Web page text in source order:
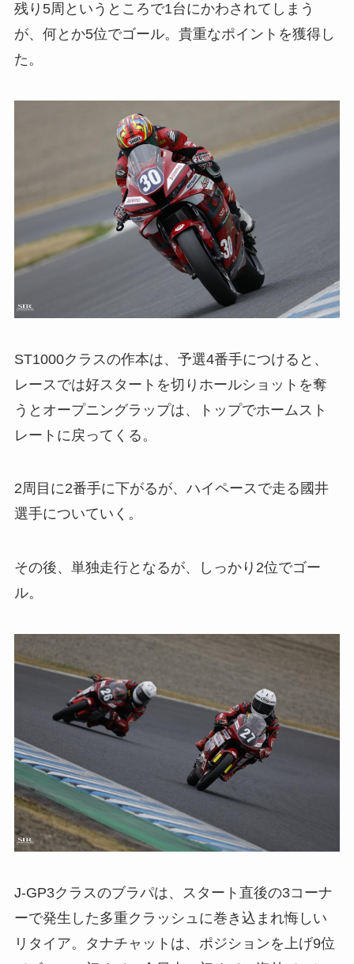
残り5周というところで1台にかわされてしまう
が、何とか5位でゴール。貴重なポイントを獲得し
た。
ST1000クラスの作本は、予選4番手につけると、
レースでは好スタートを切りホールショットを奪
うとオープニングラップは、トップでホームスト
レートに戻ってくる。
2周目に2番手に下がるが、ハイペースで走る國井
選手についていく。
その後、単独走行となるが、しっかり2位でゴー
ル。
J-GP3クラスのブラパは、スタート直後の3コーナ
ーで発生した多重クラッシュに巻き込まれ悔しい
リタイア。タナチャットは、ポジションを上げ9位